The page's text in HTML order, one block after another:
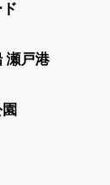
瀬戸港